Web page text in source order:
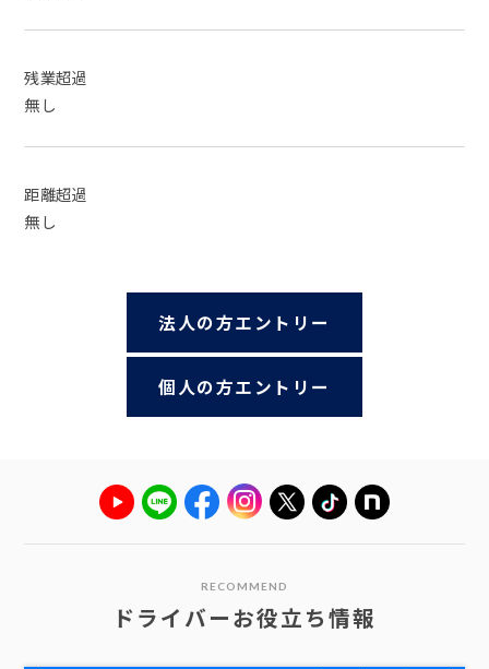
残業超過
無し
距離超過
無し
法人の方エントリー
個人の方エントリー
RECOMMEND
ドライバーお役立ち情報